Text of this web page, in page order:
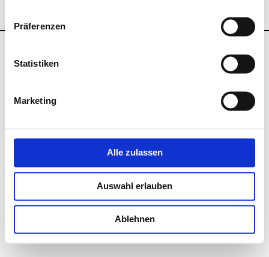
Präferenzen
Statistiken
Marketing
Alle zulassen
Auswahl erlauben
Ablehnen
Copyright © 2025 | Bilal e.V. Heilbronn | Bilal Verein
Datenschutzerklärung
Impressum